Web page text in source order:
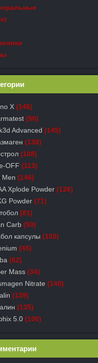
X (146)
(50)
Advanced (145)
(138)
(108)
OFF (113)
Men (146)
Xplode Powder (126)
Powder (71)
(81)
Carb (50)
капсулы (105)
(45)
(62)
Mass (34)
Nitrate (140)
(139)
(135)
5.0 (100)